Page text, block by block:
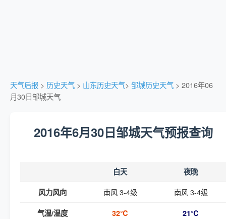
天气后报 > 历史天气 > 山东历史天气> 邹城历史天气 > 2016年06
月30日邹城天气
2016年6月30日邹城天气预报查询
白天 夜晚
风力风向 南风 3-4级 南风 3-4级
气温/温度 32℃ 21℃